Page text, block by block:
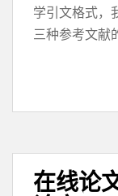
学引文格式，
三种参考文献
在线论